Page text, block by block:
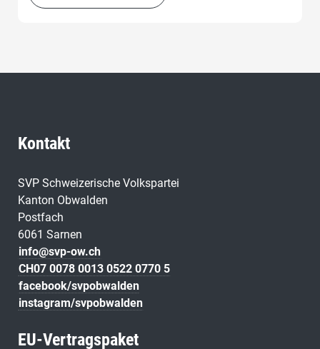
Kontakt
SVP Schweizerische Volkspartei
Kanton Obwalden
Postfach
6061 Sarnen
info@svp-ow.ch
CH07 0078 0013 0522 0770 5
facebook/svpobwalden
instagram/svpobwalden
EU-Vertragspaket